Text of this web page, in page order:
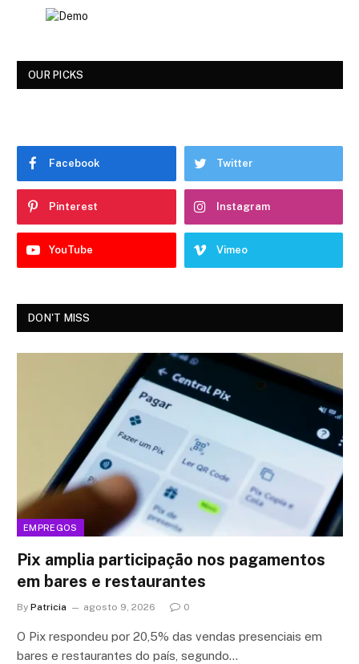
OUR PICKS
Facebook Twitter
Pinterest Instagram
YouTube Vimeo
DON'T MISS
EMPREGOS
Pix amplia participação nos pagamentos
em bares e restaurantes
By Patricia agosto 9, 2026 0
O Pix respondeu por 20,5% das vendas presenciais em
bares e restaurantes do país, segundo…